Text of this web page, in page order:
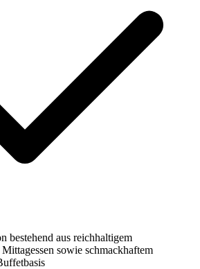
bestehend aus reichhaltigem
sowie schmackhaftem